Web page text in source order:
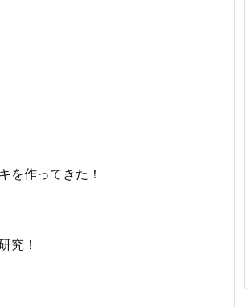
を作ってきた！
究！